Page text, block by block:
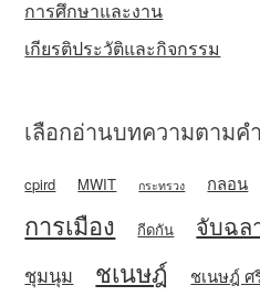
การศึกษาและงาน
เกียรติประวัติและกิจกรรม
เลือกอ่านบทความตามค
cpird MWIT กระทรวง กลอน
การเมือง กีดกัน จับฉล
ชุมนุม ชเนษฎ์ ชเนษฎ์ ศ